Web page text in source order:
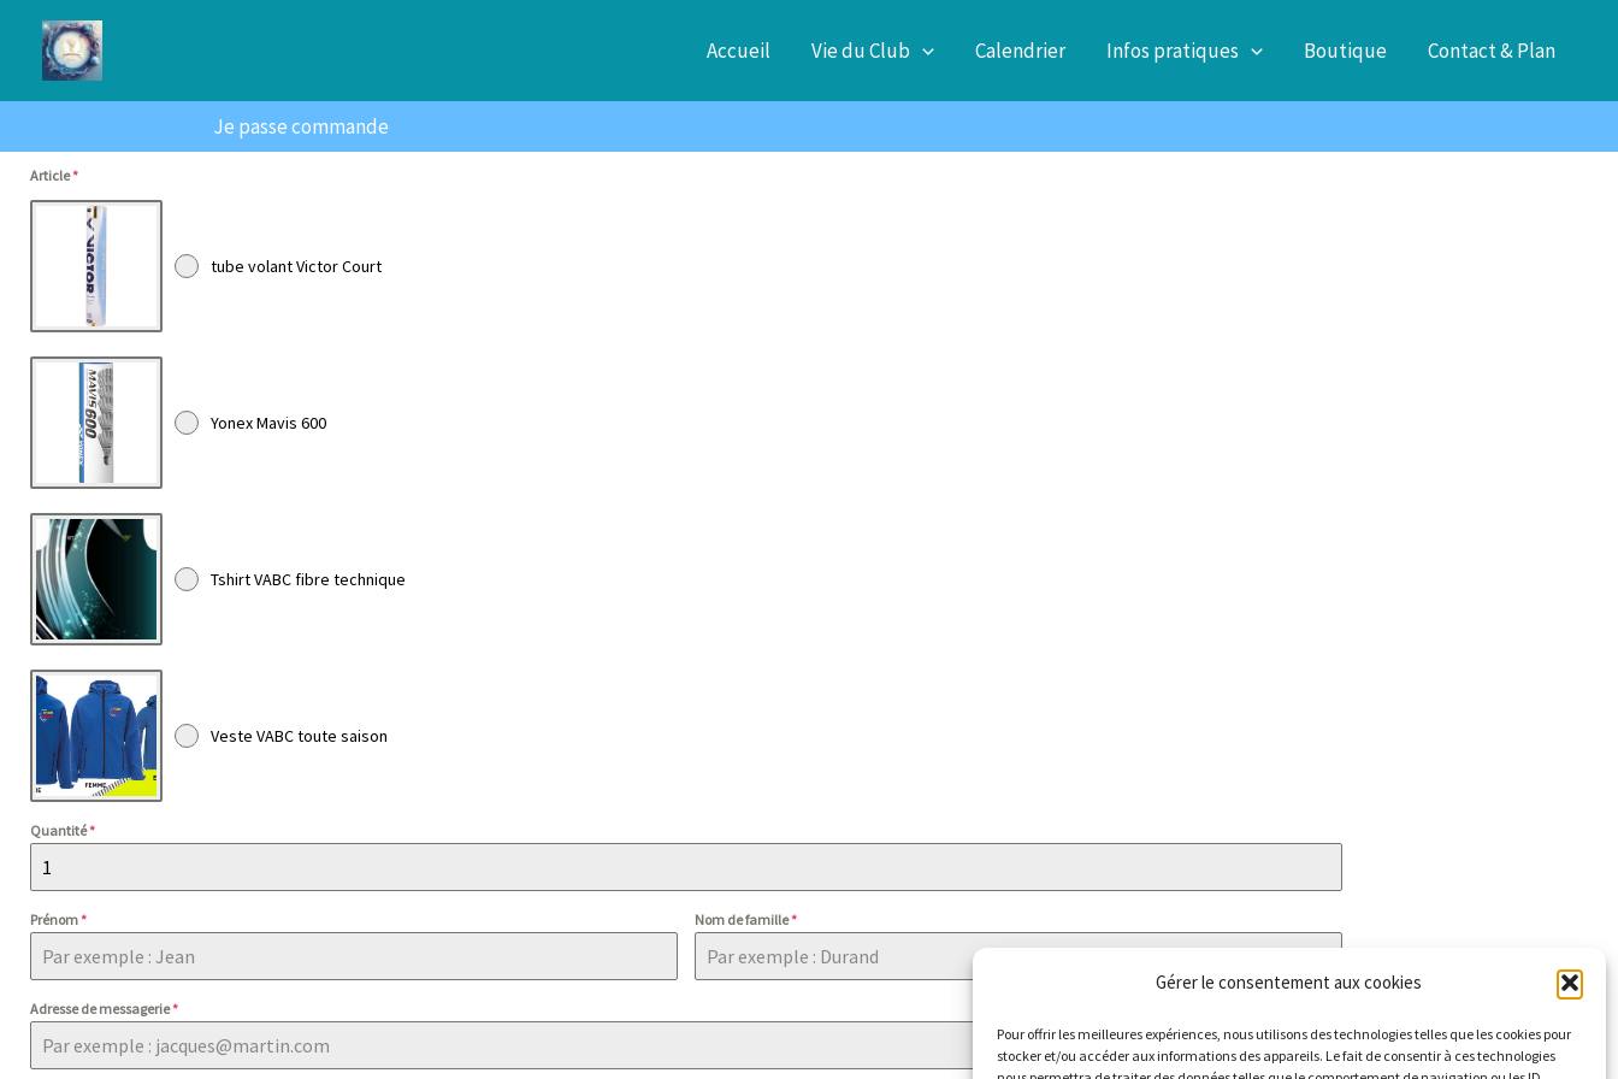
Gérer le consentement aux cookies
Pour offrir les meilleures expériences, nous utilisons des technologies telles que les cookies pour
stocker et/ou accéder aux informations des appareils. Le fait de consentir à ces technologies
contenu
Accueil Vie du Club Calendrier Infos pratiques Boutique Contact & Plan
Je passe commande
Article*
tube volant Victor Court
Yonex Mavis 600
Tshirt VABC fibre technique
Veste VABC toute saison
Quantité*
Prénom* Nom de famille*
Adresse de messagerie*